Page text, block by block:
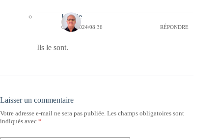
Bernie
09/03/2024/08:36 RÉPONDRE
Ils le sont.
Laisser un commentaire
Votre adresse e-mail ne sera pas publiée. Les champs obligatoires sont
indiqués avec *